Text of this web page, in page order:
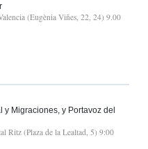
(Eugènia Viñes, 22, 24) 9.00
Migraciones, y Portavoz del
Ritz (Plaza de la Lealtad, 5) 9:00